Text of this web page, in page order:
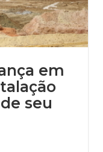
em
seu